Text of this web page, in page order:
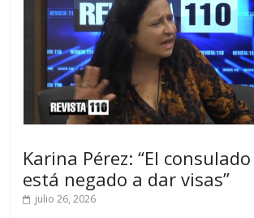
Karina Pérez: “El consulado
está negado a dar visas”
julio 26, 2026